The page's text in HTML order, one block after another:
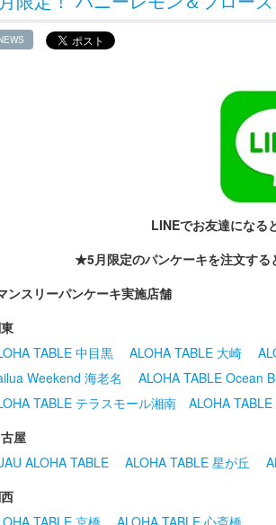
LINEでお友達になる
★5月限定のパンケーキを注文す
ンスリーパンケーキ実施店舗
TABLE 中目黒
ALOHA TABLE 大崎
Weekend 海老名
ALOHA TABLE Ocean
TABLE テラスモール湘南
ALOHA
屋
ALOHA TABLE
ALOHA TABLE 星が丘
TABLE 京橋
ALOHA TABLE 心斎橋